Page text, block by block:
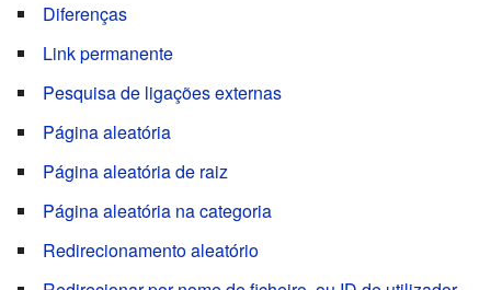
Diferenças
Link permanente
Pesquisa de ligações externas
Página aleatória
Página aleatória de raiz
Página aleatória na categoria
Redirecionamento aleatório